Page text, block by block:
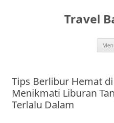
Travel
Tips Berlibur Hemat
Menikmati Liburan
Terlalu Dalam